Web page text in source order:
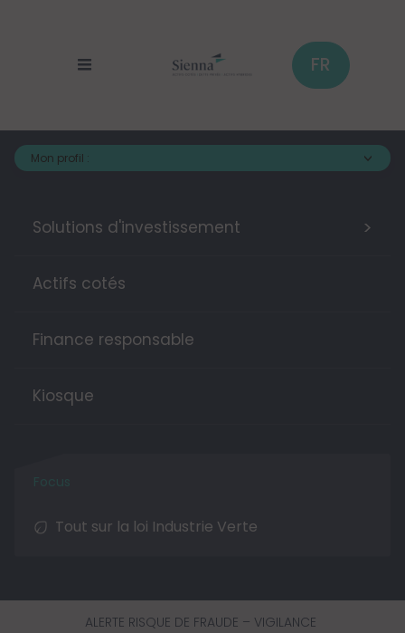
FR
Mon profil :
Solutions d'investissement >
Actifs cotés
Finance responsable
Kiosque
Tout sur la loi Industrie Verte
ALERTE RISQUE DE FRAUDE – VIGILANCE